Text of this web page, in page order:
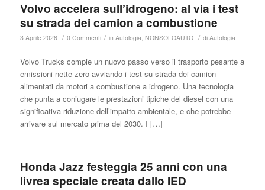
Volvo accelera sull’idrogeno: al via i test
su strada dei camion a combustione
3 Aprile 2026 / 0 Commenti / in Autologia, NONSOLOAUTO / di Autologia
Volvo Trucks compie un nuovo passo verso il trasporto pesante a
emissioni nette zero avviando i test su strada dei camion
alimentati da motori a combustione a idrogeno. Una tecnologia
che punta a coniugare le prestazioni tipiche del diesel con una
significativa riduzione dell’impatto ambientale, e che potrebbe
arrivare sul mercato prima del 2030. I […]
Honda Jazz festeggia 25 anni con una
livrea speciale creata dallo IED